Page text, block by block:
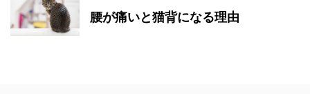
腰が痛いと猫背になる理由